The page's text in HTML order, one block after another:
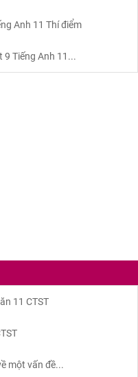
Anh 11 Thí điểm
9 Tiếng Anh 11...
11 CTST
một vấn đề...